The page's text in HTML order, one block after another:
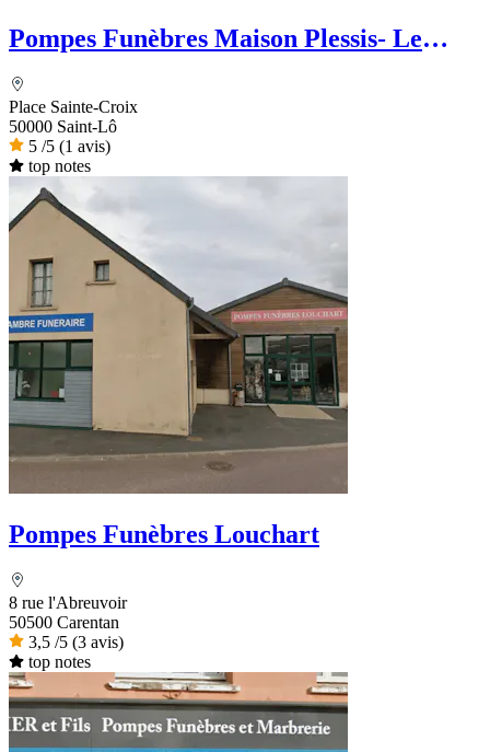
Pompes Funèbres Maison Plessis- Le
Place Sainte-Croix
50000 Saint-Lô
5 /5 (1 avis)
top notes
Pompes Funèbres Louchart
8 rue l'Abreuvoir
50500 Carentan
3,5 /5 (3 avis)
top notes